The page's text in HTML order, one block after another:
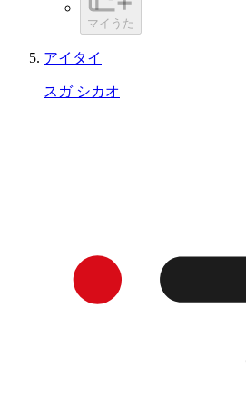
マイうた
アイタイ
スガ シカオ